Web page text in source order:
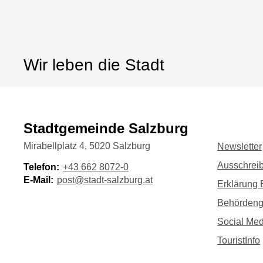
Wir leben die Stadt
Stadtgemeinde Salzburg
Mirabellplatz 4, 5020 Salzburg
Telefon: +43 662 8072-0
E-Mail: post@stadt-salzburg.at
Newsletter
Erklärung
Social
TouristInfo